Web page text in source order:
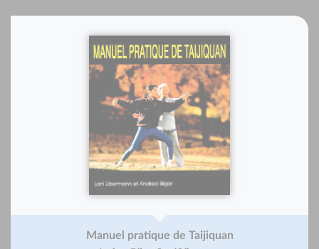
Manuel pratique de Taijiquan